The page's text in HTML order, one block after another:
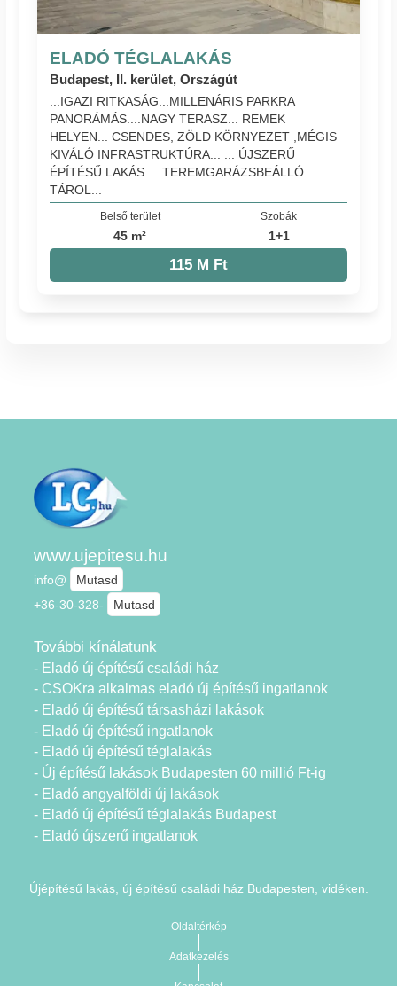
ELADÓ TÉGLALAKÁS
Budapest, II. kerület, Országút
...IGAZI RITKASÁG...MILLENÁRIS PARKRA
PANORÁMÁS....NAGY TERASZ... REMEK
HELYEN... CSENDES, ZÖLD KÖRNYEZET ,MÉGIS
KIVÁLÓ INFRASTRUKTÚRA... ... ÚJSZERŰ
ÉPÍTÉSŰ LAKÁS.... TEREMGARÁZSBEÁLLÓ...
TÁROL...
Belső terület
45 m²
Szobák
1+1
115 M Ft
www.ujepitesu.hu
info@
Mutasd
+36-30-328-
Mutasd
További kínálatunk
- Eladó új építésű családi ház
- CSOKra alkalmas eladó új építésű ingatlanok
- Eladó új építésű társasházi lakások
- Eladó új építésű ingatlanok
- Eladó új építésű téglalakás
- Új építésű lakások Budapesten 60 millió Ft-ig
- Eladó angyalföldi új lakások
- Eladó új építésű téglalakás Budapest
- Eladó újszerű ingatlanok
Újépítésű lakás, új építésű családi ház Budapesten, vidéken.
Oldaltérkép
Adatkezelés